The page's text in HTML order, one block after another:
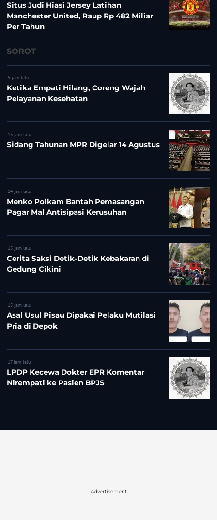
Situs Judi Hiasi Jersey Latihan
Manchester United, Raup Rp 482 Miliar
Per Tahun
SOROT
5 jam lalu
Ketika Empati Hilang, Coreng Wajah
Pelayanan Kesehatan
13 jam lalu
Sidang Tahunan MPR Digelar 14 Agustus
14 jam lalu
Menko Polkam Bantah Pemasangan
Pagar Mal Antisipasi Kerusuhan
15 jam lalu
Cerita Saksi Detik-Detik Kebakaran di
Gedung Cikini
15 jam lalu
Asal Usul Pisau Dipakai Pelaku Mutilasi
Pria di Depok
17 jam lalu
LPDP Kecewa Dokter EPR Komentar
Nirempati ke Pasien BPJS
Advertisement